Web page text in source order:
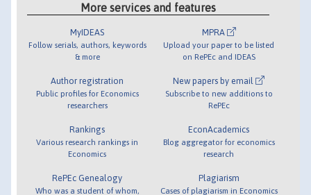
More services and features
MyIDEAS
Follow serials, authors, keywords
& more
Author registration
Public profiles for Economics
researchers
Rankings
Various research rankings in
Economics
RePEc Genealogy
Who was a student of whom,
MPRA
Upload your paper to be listed
on RePEc and IDEAS
New papers by email
Subscribe to new additions to
RePEc
EconAcademics
Blog aggregator for economics
research
Plagiarism
Cases of plagiarism in Economics